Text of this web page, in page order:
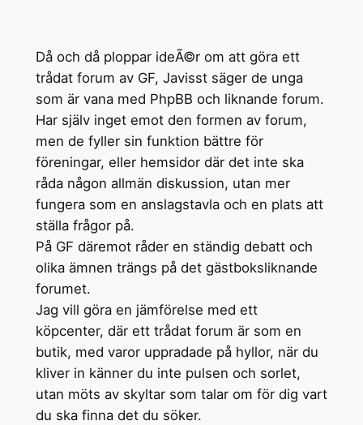
Då och då ploppar ideÃ©r om att göra ett
trådat forum av GF, Javisst säger de unga
som är vana med PhpBB och liknande forum.
Har själv inget emot den formen av forum,
men de fyller sin funktion bättre för
föreningar, eller hemsidor där det inte ska
råda någon allmän diskussion, utan mer
fungera som en anslagstavla och en plats att
ställa frågor på.
På GF däremot råder en ständig debatt och
olika ämnen trängs på det gästboksliknande
forumet.
Jag vill göra en jämförelse med ett
köpcenter, där ett trådat forum är som en
butik, med varor uppradade på hyllor, när du
kliver in känner du inte pulsen och sorlet,
utan möts av skyltar som talar om för dig vart
du ska finna det du söker.